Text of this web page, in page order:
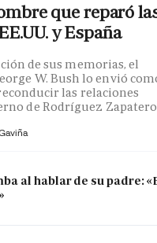
que reparó
y España
de sus memorias, el
W. Bush lo envió
las relaciones
de Rodríguez Zapatero
al hablar de su padre: